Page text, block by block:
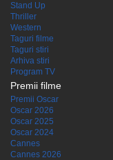
Stand Up
Thriller
Western
Taguri filme
Taguri stiri
Arhiva stiri
Program TV
Premii filme
Premii Oscar
Oscar 2026
Oscar 2025
Oscar 2024
Cannes
Cannes 2026